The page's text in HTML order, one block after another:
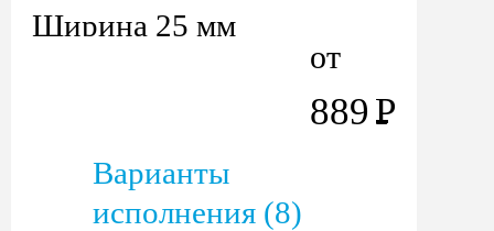
Ширина 25 мм
от
889 Р
Варианты
исполнения (8)